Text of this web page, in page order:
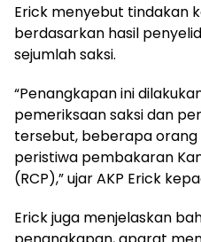
Erick menyebut tindakan
berdasarkan hasil
sejumlah saksi.
“Penangkapan ini
pemeriksaan saksi dan
tersebut, beberapa
peristiwa pembakaran
(RCP),” ujar AKP Erick
Erick juga menjelaskan